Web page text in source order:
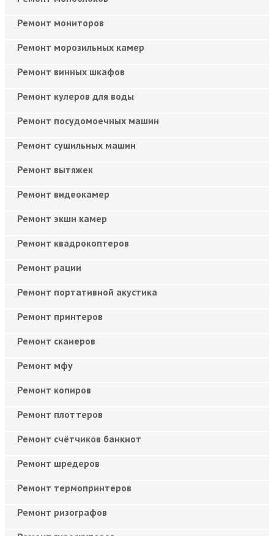
Ремонт мониторов
Ремонт морозильных камер
Ремонт винных шкафов
Ремонт кулеров для воды
Ремонт посудомоечных машин
Ремонт сушильных машин
Ремонт вытяжек
Ремонт видеокамер
Ремонт экшн камер
Ремонт квадрокоптеров
Ремонт рации
Ремонт портативной акустика
Ремонт принтеров
Ремонт сканеров
Ремонт мфу
Ремонт копиров
Ремонт плоттеров
Ремонт счётчиков банкнот
Ремонт шредеров
Ремонт термопринтеров
Ремонт ризографов